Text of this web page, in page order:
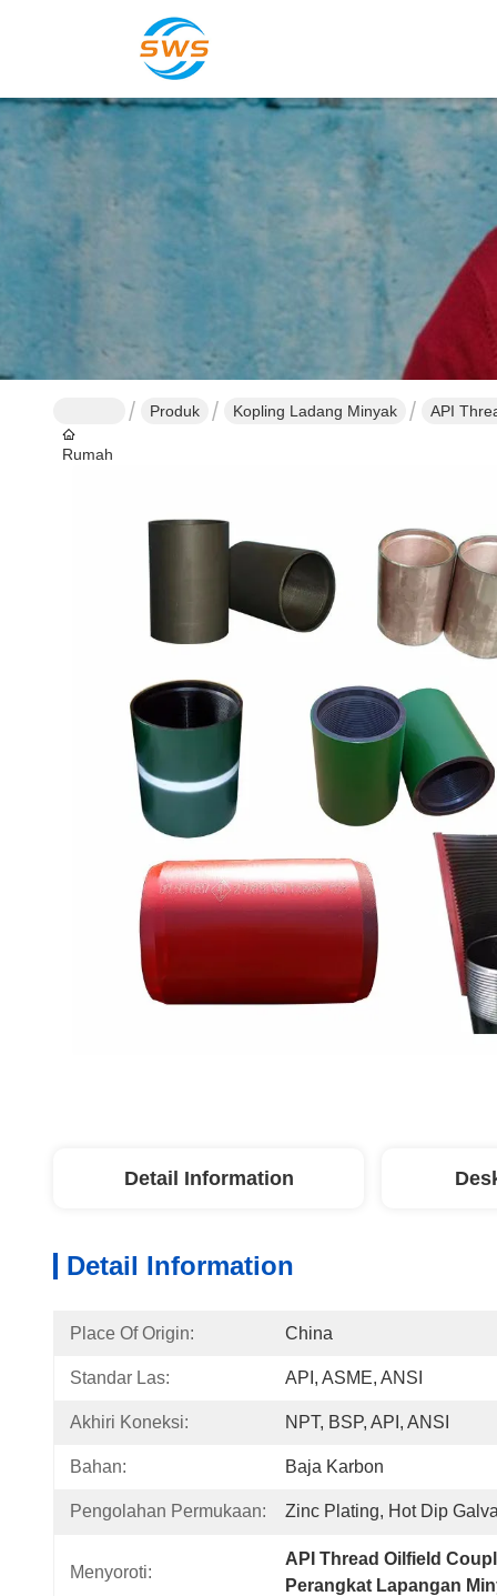
Rumah
Produk Kopling Ladang Minyak API
Detail Information
Detail Information
Place Of Origin: China
Standar Las: API, ASME, ANSI
Akhiri Koneksi: NPT, BSP, API, ANSI
Bahan: Baja Karbon
Pengolahan Permukaan: Zinc Plating, Hot Dip
Menyoroti:
API Thread Oilfield
Perangkat Lapangan